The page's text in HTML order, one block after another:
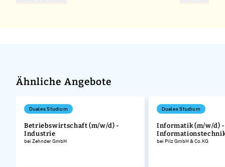
Ähnliche Angebote
Duales Studium
Betriebswirtschaft (m/w/d) -
Industrie
bei Zehnder GmbH
Duales Studium
Informatik (m/w/d) -
bei Pilz GmbH & Co.KG